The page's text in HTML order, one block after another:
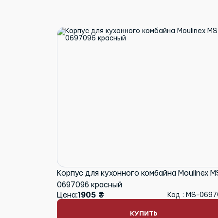
Корпус для кухонного комбайна Moulinex
0697096 красный
Цена:1905 ₴ Код : MS-
КУПИТЬ